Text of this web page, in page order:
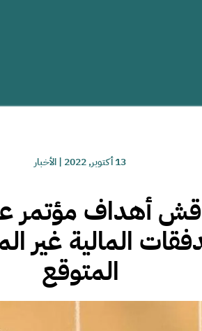
13 أكتوبر, 2022 |الأخبار
أهداف مؤتمر
المالية غير
المتوقع